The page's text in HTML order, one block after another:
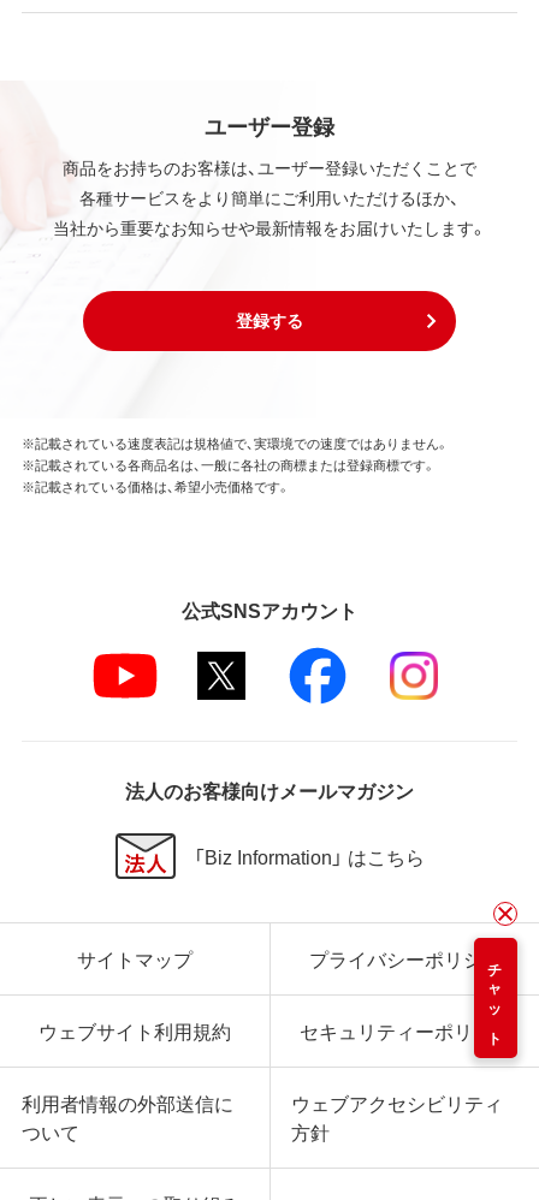
ユーザー登録
商品をお持ちのお客様は、ユーザー登録いただくことで
各種サービスをより簡単にご利用いただけるほか、
当社から重要なお知らせや最新情報をお届けいたします。
登録する
チャット
※記載されている速度表記は規格値で、実環境での速度ではありません。
※記載されている各商品名は、一般に各社の商標または登録商標です。
※記載されている価格は、希望小売価格です。
公式SNSアカウント
法人のお客様向けメールマガジン
「Biz Information」 はこちら
サイトマップ プライバシーポリシー
ウェブサイト利用規約 セキュリティーポリシー
利用者情報の外部送信に
ついて
ウェブアクセシビリティ
方針